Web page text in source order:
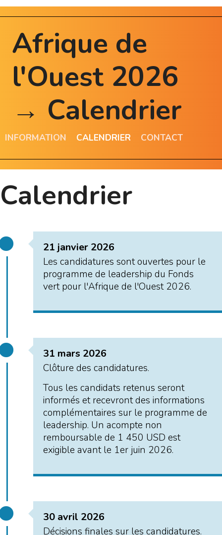
Afrique de
l'Ouest 2026
→ Calendrier
INFORMATION CALENDRIER CONTACT
Calendrier
21 janvier 2026
Les candidatures sont ouvertes pour le
programme de leadership du Fonds
vert pour l'Afrique de l'Ouest 2026.
31 mars 2026
Clôture des candidatures.
Tous les candidats retenus seront
informés et recevront des informations
complémentaires sur le programme de
leadership. Un acompte non
remboursable de 1 450 USD est
exigible avant le 1er juin 2026.
30 avril 2026
Décisions finales sur les candidatures.